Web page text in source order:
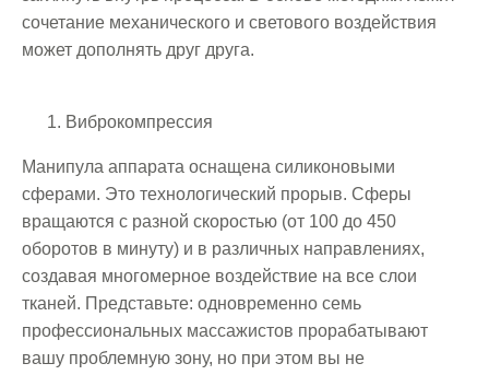
сочетание механического и светового воздействия
может дополнять друг друга.
Виброкомпрессия
Манипула аппарата оснащена силиконовыми
сферами. Это технологический прорыв. Сферы
вращаются с разной скоростью (от 100 до 450
оборотов в минуту) и в различных направлениях,
создавая многомерное воздействие на все слои
тканей. Представьте: одновременно семь
профессиональных массажистов прорабатывают
вашу проблемную зону, но при этом вы не